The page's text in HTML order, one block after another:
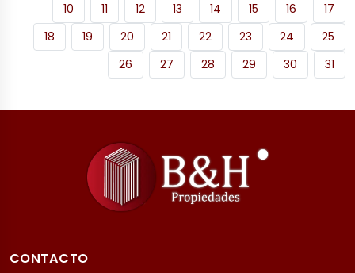
10
11 12 13 14 15 16
17
18
19 20 21 22 23 24
25
26
27 28 29 30 31
CONTACTO